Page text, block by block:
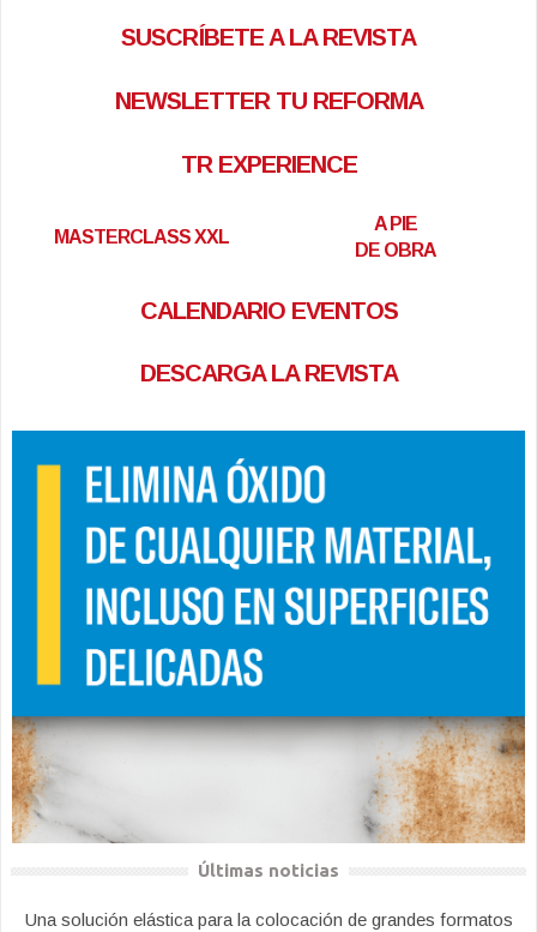
SUSCRÍBETE A LA REVISTA
NEWSLETTER TU REFORMA
TR EXPERIENCE
MASTERCLASS XXL
A PIE
DE OBRA
CALENDARIO EVENTOS
DESCARGA LA REVISTA
Últimas noticias
Una solución elástica para la colocación de grandes formatos